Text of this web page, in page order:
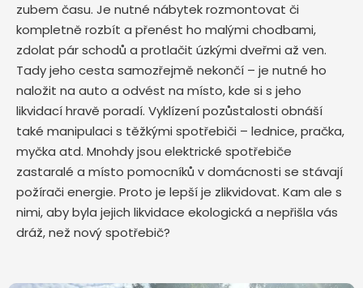
zubem času. Je nutné nábytek rozmontovat či
kompletně rozbít a přenést ho malými chodbami,
zdolat pár schodů a protlačit úzkými dveřmi až ven.
Tady jeho cesta samozřejmě nekončí – je nutné ho
naložit na auto a odvést na místo, kde si s jeho
likvidací hravě poradí. Vyklízení pozůstalosti obnáší
také manipulaci s těžkými spotřebiči – lednice, pračka,
myčka atd. Mnohdy jsou elektrické spotřebiče
zastaralé a místo pomocníků v domácnosti se stávají
požírači energie. Proto je lepší je zlikvidovat. Kam ale s
nimi, aby byla jejich likvidace ekologická a nepřišla vás
dráž, než nový spotřebič?